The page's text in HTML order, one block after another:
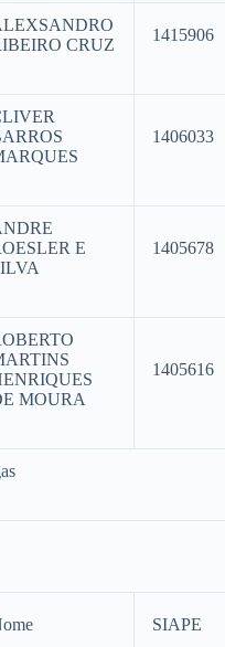
CRUZ
1415906
1406033
E
1405678
MOURA
1405616
SIAPE